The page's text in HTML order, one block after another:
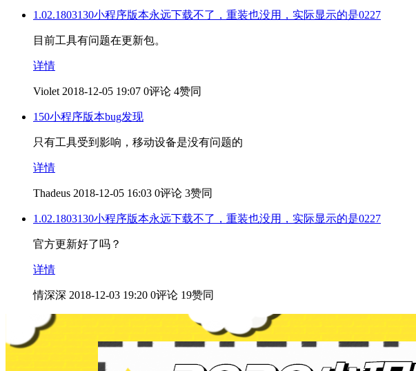
1.02.1803130小程序版本永远下载不了，重装也没用，实际显示的是0227
目前工具有问题在更新包。
详情
Violet 2018-12-05 19:07 0评论 4赞同
150小程序版本bug发现
只有工具受到影响，移动设备是没有问题的
详情
Thadeus 2018-12-05 16:03 0评论 3赞同
1.02.1803130小程序版本永远下载不了，重装也没用，实际显示的是0227
官方更新好了吗？
详情
情深深 2018-12-03 19:20 0评论 19赞同